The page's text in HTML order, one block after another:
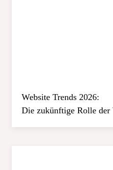
Website Trends 2026:
Die zukünftige Rolle der